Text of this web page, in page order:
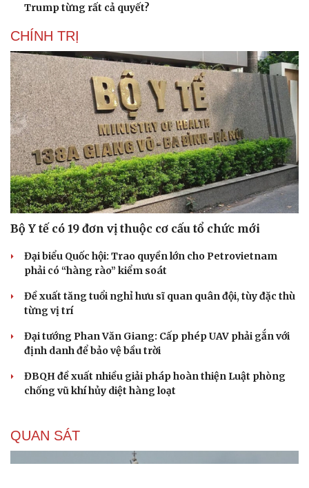
Trump từng rất cả quyết?
CHÍNH TRỊ
Bộ Y tế có 19 đơn vị thuộc cơ cấu tổ chức mới
Đại biểu Quốc hội: Trao quyền lớn cho Petrovietnam
phải có “hàng rào” kiểm soát
Đề xuất tăng tuổi nghỉ hưu sĩ quan quân đội, tùy đặc thù
từng vị trí
Đại tướng Phan Văn Giang: Cấp phép UAV phải gắn với
định danh để bảo vệ bầu trời
ĐBQH đề xuất nhiều giải pháp hoàn thiện Luật phòng
chống vũ khí hủy diệt hàng loạt
QUAN SÁT